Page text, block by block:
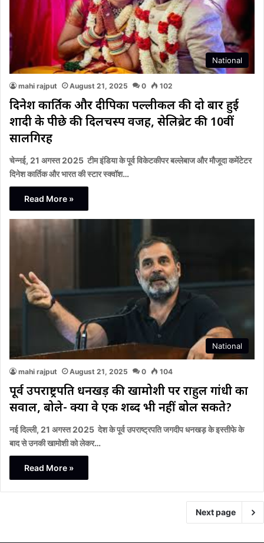
National
mahi rajput August 21, 2025 0 102
दिनेश कार्तिक और दीपिका पल्लीकल की दो बार हुई
शादी के पीछे की दिलचस्प वजह, सेलिब्रेट की 10वीं
सालगिरह
चेन्नई, 21 अगस्त 2025 टीम इंडिया के पूर्व विकेटकीपर बल्लेबाज और मौजूदा कमेंटेटर
दिनेश कार्तिक और भारत की स्टार स्क्वॉश…
Read More »
National
mahi rajput August 21, 2025 0 104
पूर्व उपराष्ट्रपति धनखड़ की खामोशी पर राहुल गांधी का
सवाल, बोले- क्या वे एक शब्द भी नहीं बोल सकते?
नई दिल्ली, 21 अगस्त 2025 देश के पूर्व उपराष्ट्रपति जगदीप धनखड़ के इस्तीफे के
बाद से उनकी खामोशी को लेकर…
Read More »
Next page